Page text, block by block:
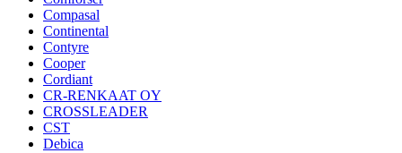
Compasal
Continental
Contyre
Cooper
Cordiant
CR-RENKAAT OY
CROSSLEADER
CST
Debica